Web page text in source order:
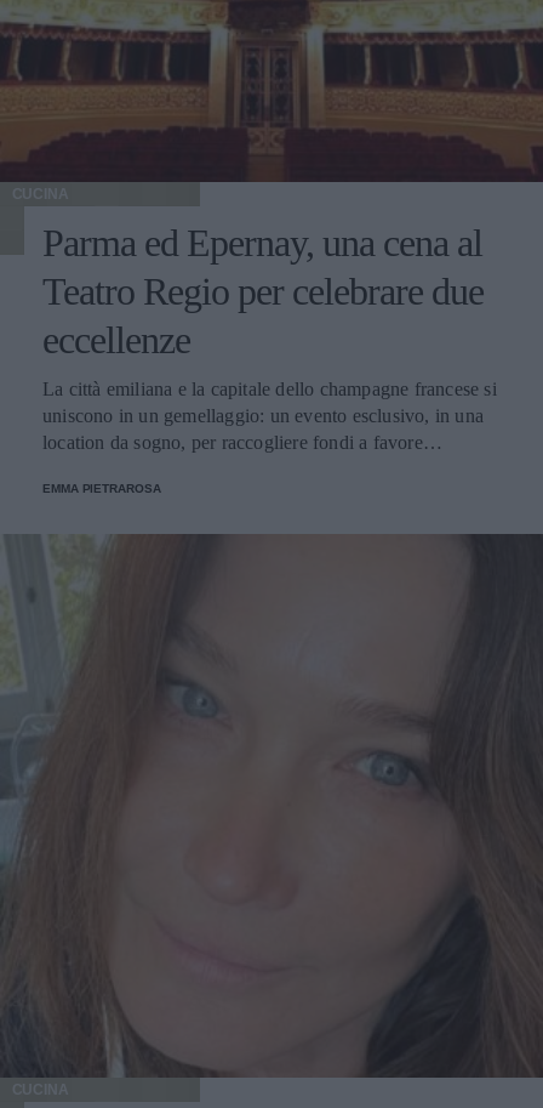
CUCINA
Parma ed Epernay, una cena al
Teatro Regio per celebrare due
eccellenze
La città emiliana e la capitale dello champagne francese si
uniscono in un gemellaggio: un evento esclusivo, in una
location da sogno, per raccogliere fondi a favore
EMMA PIETRAROSA
CUCINA